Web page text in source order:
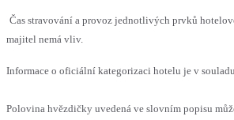
Čas stravování a provoz jednotlivých prvků
majitel nemá vliv.
Informace o oficiální kategorizaci hotelu je v
Polovina hvězdičky uvedená ve slovním popisu